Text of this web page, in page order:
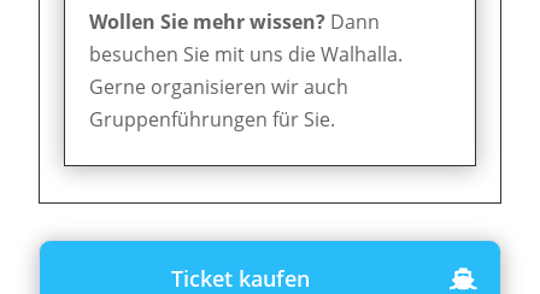
Wollen Sie mehr wissen? Dann
besuchen Sie mit uns die Walhalla.
Gerne organisieren wir auch
Gruppenführungen für Sie.
Ticket kaufen